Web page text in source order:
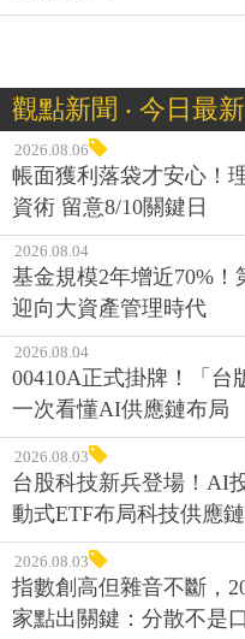
觀點新聞 ‧ 今日最新
2026.08.06
帳面獲利落袋才安心！
資術 留意8/10關鍵日
2026.08.04
基金規模2年增近70%
迎向大資產管理時代
2026.08.04
00410A正式掛牌！「台
一次看懂AI供應鏈布局
2026.08.03
台股科技新兵登場！AI
動式ETF布局科技供應
2026.08.03
指數創高但雜音不斷，
家點出關鍵：分散不是